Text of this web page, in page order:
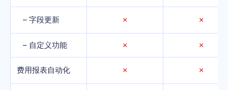
– 字段更新 ✗ ✗
– 自定义功能 ✗ ✗
费用报表自动化 ✗ ✗